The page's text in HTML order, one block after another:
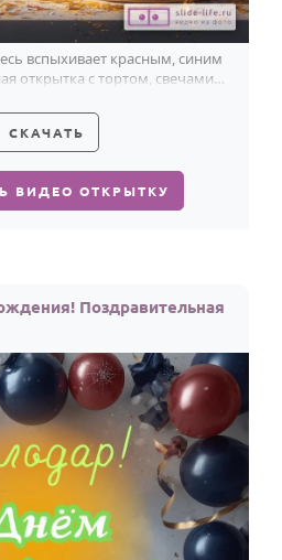
вспыхивает красным, синим
открытка с тортом, свечами и
СКАЧАТЬ
ВИДЕО ОТКРЫТКУ
Поздравительная